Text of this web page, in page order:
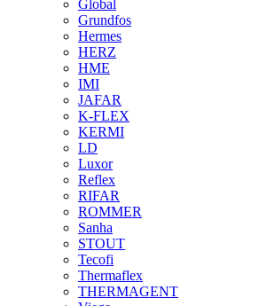
Global
Grundfos
Hermes
HERZ
HME
IMI
JAFAR
K-FLEX
KERMI
LD
Luxor
Reflex
RIFAR
ROMMER
Sanha
STOUT
Tecofi
Thermaflex
THERMAGENT